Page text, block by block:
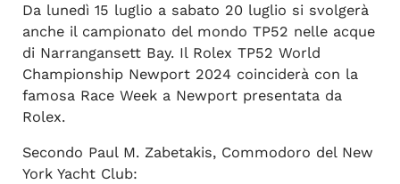
Da lunedì 15 luglio a sabato 20 luglio si svolgerà
anche il campionato del mondo TP52 nelle acque
di Narrangansett Bay. Il Rolex TP52 World
Championship Newport 2024 coinciderà con la
famosa Race Week a Newport presentata da
Rolex.
Secondo Paul M. Zabetakis, Commodoro del New
York Yacht Club: